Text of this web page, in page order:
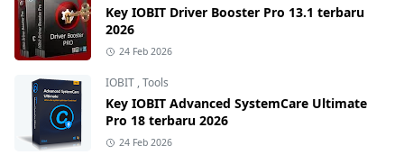
Key IOBIT Driver Booster Pro 13.1 terbaru
2026
24 Feb 2026
IOBIT ,Tools
Key IOBIT Advanced SystemCare Ultimate
Pro 18 terbaru 2026
24 Feb 2026